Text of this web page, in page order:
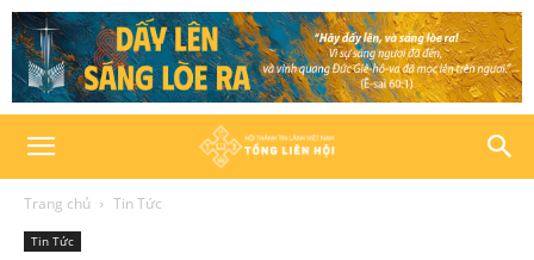
Trang chủ Tin Tức
Tin Tức